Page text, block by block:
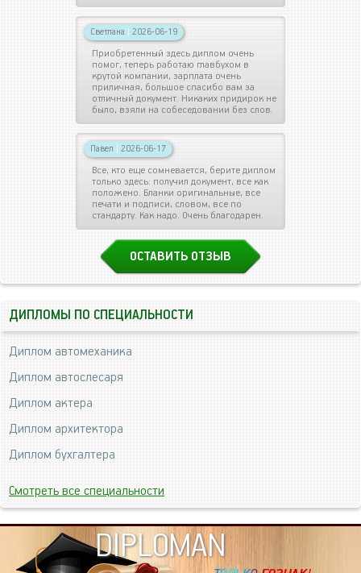
Светлана | 2026-06-19
Приобретенный здесь диплом очень
помог, теперь работаю главбухом в
крутой компании, зарплата очень
приличная, большое спасибо вам за
отличный документ. Никаких придирок не
было, взяли на собеседовании без слов.
Павел | 2026-06-17
Все, кто еще сомневается, берите диплом
только здесь: получил документ, все как
положено. Бланки оригинальные, все
печати и подписи, словом, все по
стандарту. Как надо. Очень благодарен.
ОСТАВИТЬ ОТЗЫВ
ДИПЛОМЫ ПО СПЕЦИАЛЬНОСТИ
Диплом автомеханика
Диплом автослесаря
Диплом актера
Диплом архитектора
Диплом бухгалтера
Смотреть все специальности
DIPLOMAN